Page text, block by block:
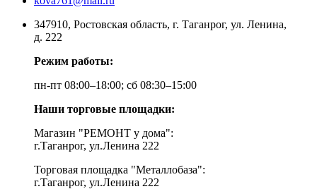
347910, Ростовская область, г. Таганрог, ул. Ленина,
д. 222
Режим работы:
пн-пт 08:00–18:00; сб 08:30–15:00
Наши торговые площадки:
Магазин "РЕМОНТ у дома":
г.Таганрог, ул.Ленина 222
Торговая площадка "Металлобаза":
г.Таганрог, ул.Ленина 222